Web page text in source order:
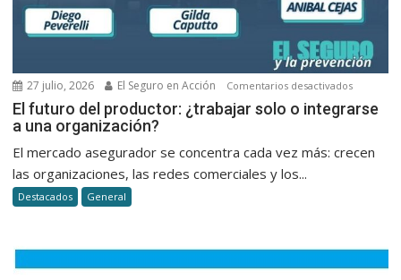
seguros
27 julio, 2026 El Seguro en Acción Comentarios desactivadosen
El
El futuro del productor: ¿trabajar solo o integrarse
a una organización?
El mercado asegurador se concentra cada vez más: crecen
las organizaciones, las redes comerciales y los...
Destacados General